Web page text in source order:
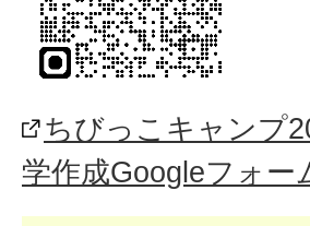
ちびっこキャンプ
学作成Googleフォ